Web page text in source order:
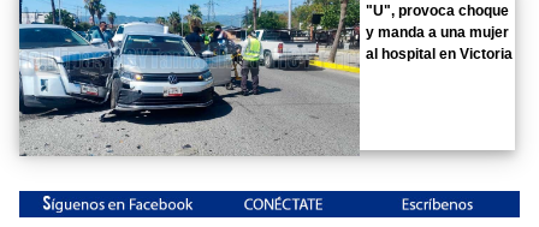
"U", provoca choque
y manda a una mujer
al hospital en Victoria